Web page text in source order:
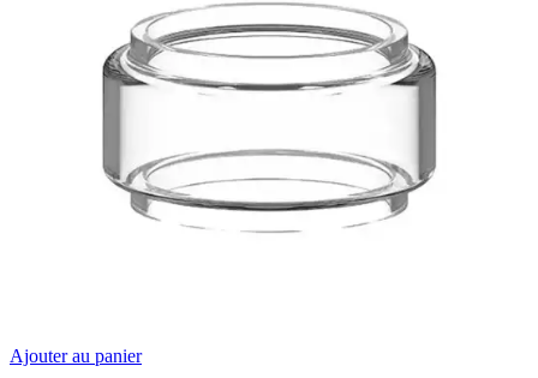
Ajouter au panier